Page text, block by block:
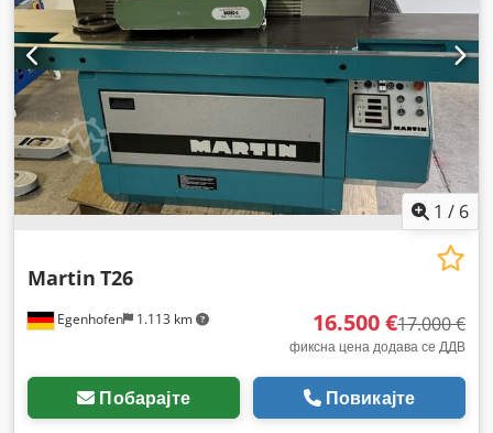
1 / 6
Egenhofen 1.113 km
Martin T26
16.500 €17.000 €
фиксна цена додава се ДДВ
Побарајте Повикајте